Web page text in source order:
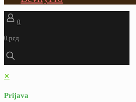
0
0 рсд
✕
Prijava